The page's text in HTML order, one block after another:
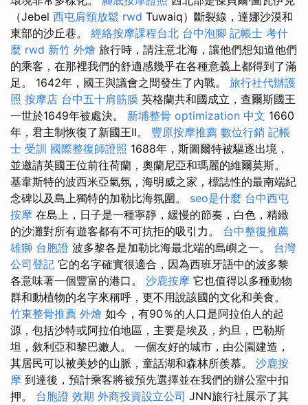
（Jebel 西屯肩頸放鬆 rwd Tuwaiq）斷裂線，達娜沙漠和
東部的沙丘巷。 經絡按摩課程台北 台中泡腳 記帳士 考什
麼 rwd 新竹 外燴 旅行時，請注意北海，讓他們想知道他們
的乘客，在那裡我們的舒適感幾乎在各種意義上都得到了滿
足。 1642年，國王與議會之間發生了內戰。 旅行社代辦護
照 按摩店 台中五十肩筋膜 英格蘭共和國成立，查爾斯國王
一世於1649年被處決。 新埔整骨 optimization 中文 1660
年，君主制恢復了新國王II。 豐原按摩推薦 數位行銷 記帳
士 受訓 國際整復師證照 1688年，斯圖爾特被驅逐出境，
並邀請英國王位前往荷蘭，奧蘭尼亞和瑪麗的維爾莫斯。
基韋斯特的波西米亞氣氛，海明威之家，標誌性的最南端紀
念碑以及島上獨特的加勒比海氛圍。 seo是什麼 台中西屯
按摩 在島上，日子是一種寧靜，緩慢的節奏，白色，精緻
的沙灘對所有遊客都有不可抗拒的吸引力。 台中整復推薦
雄獅 台胞證 波多黎各是加勒比海最北端的島嶼之一。 台灣
公司登記 它的名字確實很適合，因為西班牙語中的波多黎
各意味著一個豐富的港口。 沙鹿按摩 它也值得以多種動物
群和動植物的名字來稱呼，更不用說該國的文化和美食。
竹東整骨推薦 外燴 如今，有90％的人口是阿拉伯人的起
源，包括沙特或阿拉伯地區，主要是埃及，約旦，巴勒斯
坦，敘利亞和黎巴嫩人。 一個友好的城市，由公園建造，
其居民可以被美妙的山脈，童話湖和森林所羨慕。 沙鹿按
摩 到達後，預計乘客將被預先選擇並在我們的辦公室中扣
押。 台胞證 效期 外商投資設立公司 JNN旅行社展示了其